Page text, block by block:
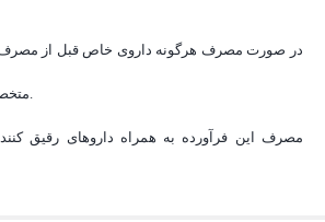
در صورت مصرف هرگونه داروی خاص قبل از مصرف
مصرف این فرآورده به همراه داروهای رقیق